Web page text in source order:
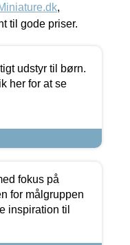
,
til gode priser.
udstyr til børn.
her for at se
fokus på
for målgruppen
inspiration til